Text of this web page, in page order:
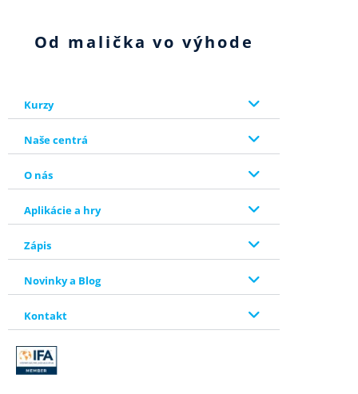
Od malička vo výhode
Kurzy
Naše centrá
O nás
Aplikácie a hry
Zápis
Novinky a Blog
Kontakt